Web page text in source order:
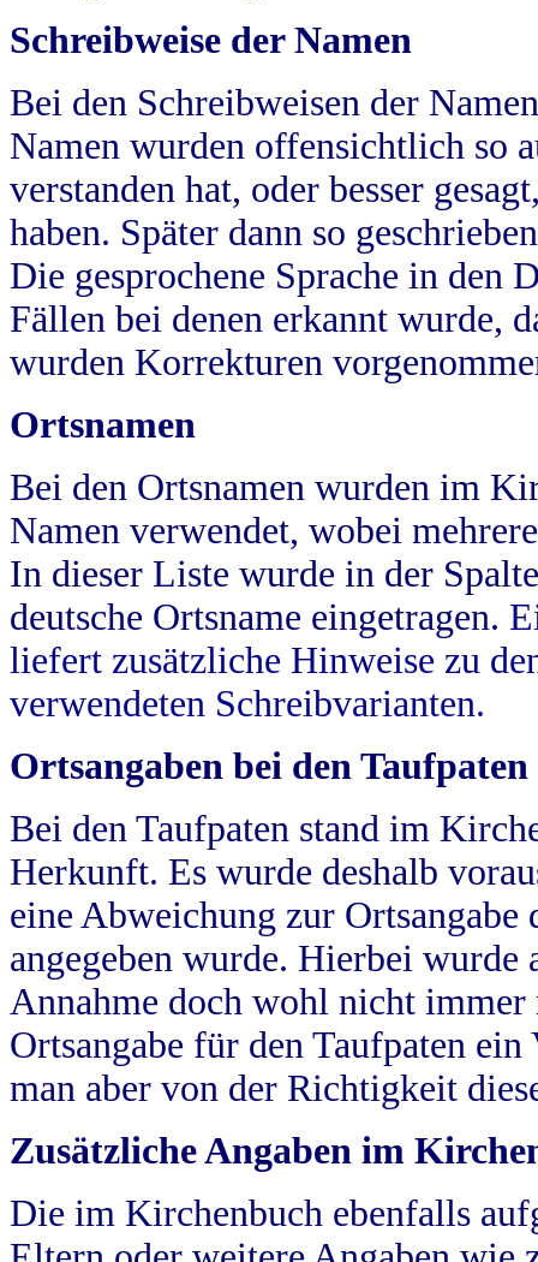
Schreibweise der Namen
Bei den Schreibweisen der
Namen wurden offensichtlich so
verstanden hat, oder besser
haben. Später dann so
Die gesprochene Sprache in
Fällen bei denen erkannt wurde,
wurden Korrekturen
Ortsnamen
Bei den Ortsnamen wurden im
Namen verwendet, wobei
In dieser Liste wurde in der
deutsche Ortsname eingetragen.
liefert zusätzliche Hinweise zu
verwendeten Schreibvarianten.
Ortsangaben bei den Taufpaten
Bei den Taufpaten stand im
Herkunft. Es wurde deshalb
eine Abweichung zur
angegeben wurde. Hierbei wurde
Annahme doch wohl nicht
Ortsangabe für den Taufpaten
man aber von der Richtigkeit
Zusätzliche Angaben im
Die im Kirchenbuch ebenfalls